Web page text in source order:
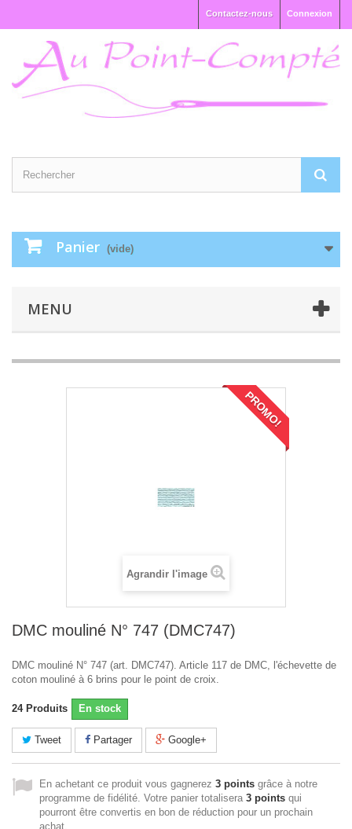
Connexion
Contactez-nous
Panier (vide)
MENU
PROMO!
Agrandir l'image
DMC mouliné N° 747 (DMC747)
DMC mouliné N° 747 (art. DMC747). Article 117 de DMC, l'échevette de
coton mouliné à 6 brins pour le point de croix.
24 Produits En stock
Tweet Partager Google+
En achetant ce produit vous gagnerez 3 points grâce à notre
programme de fidélité. Votre panier totalisera 3 points qui
pourront être convertis en bon de réduction pour un prochain
achat.